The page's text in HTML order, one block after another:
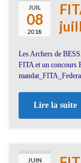
JUIL
08
2018
Les Archers de
FITA et un concours
Lire la suite
JUIN